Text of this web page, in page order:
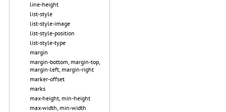
line-height
list-style
list-style-image
list-style-position
list-style-type
margin
margin-bottom, margin-top,
margin-left, margin-right
marker-offset
marks
max-height, min-height
max-width, min-width